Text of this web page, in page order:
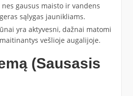
gausus maisto ir vandens
sąlygas jaunikliams.
yra aktyvesni, dažnai matomi
vešlioje augalijoje.
(Sausasis